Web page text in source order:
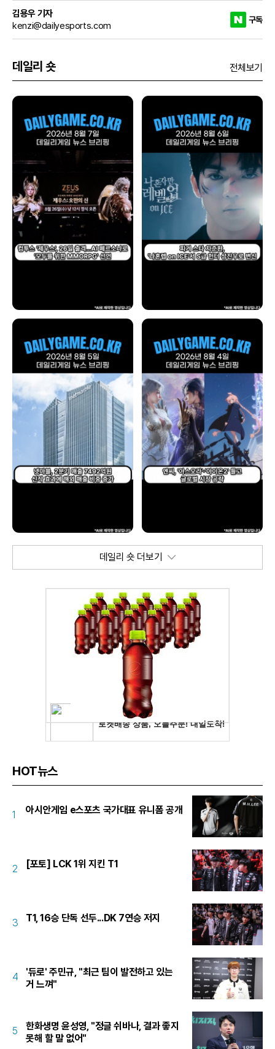
김용우 기자
kenzi@dailyesports.com
구독
데일리 숏 전체보기
데일리 숏 더보기
HOT뉴스
1 아시안게임 e스포츠 국가대표 유니폼 공개
2 [포토] LCK 1위 지킨 T1
3 T1, 16승 단독 선두...DK 7연승 저지
4
'듀로' 주민규, "최근 팀이 발전하고 있는
거 느껴"
5
한화생명 윤성영, "정글 쉬바나, 결과 좋지
못해 할 말 없어"